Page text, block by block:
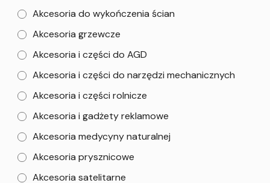
Akcesoria do wykończenia ścian
Akcesoria grzewcze
Akcesoria i części do AGD
Akcesoria i części do narzędzi mechanicznych
Akcesoria i części rolnicze
Akcesoria i gadżety reklamowe
Akcesoria medycyny naturalnej
Akcesoria prysznicowe
Akcesoria satelitarne